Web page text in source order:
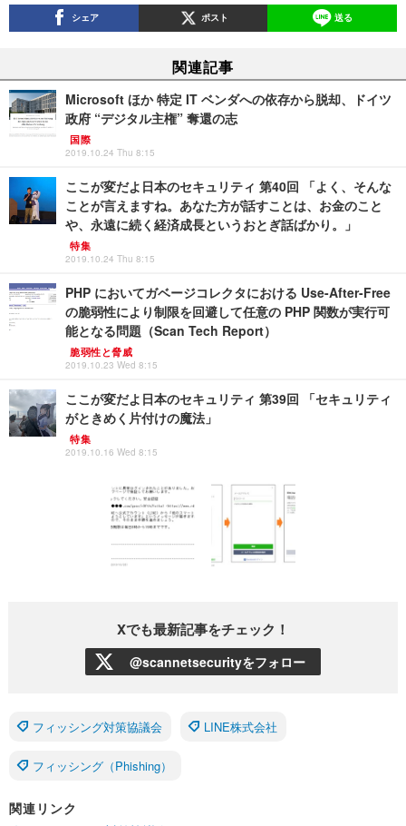
シェア ポスト 送る
関連記事
Microsoft ほか 特定 IT ベンダへの依存から脱却、ドイツ
政府 “デジタル主権” 奪還の志
国際
2019.10.24 Thu 8:15
ここが変だよ日本のセキュリティ 第40回 「よく、そんな
ことが言えますね。あなた方が話すことは、お金のこと
や、永遠に続く経済成長というおとぎ話ばかり。」
特集
2019.10.24 Thu 8:15
PHP においてガベージコレクタにおける Use-After-Free
の脆弱性により制限を回避して任意の PHP 関数が実行可
能となる問題（Scan Tech Report）
脆弱性と脅威
2019.10.23 Wed 8:15
ここが変だよ日本のセキュリティ 第39回 「セキュリティ
がときめく片付けの魔法」
特集
2019.10.16 Wed 8:15
Xでも最新記事をチェック！
@scannetsecurityをフォロー
フィッシング対策協議会 LINE株式会社
フィッシング（Phishing）
関連リンク